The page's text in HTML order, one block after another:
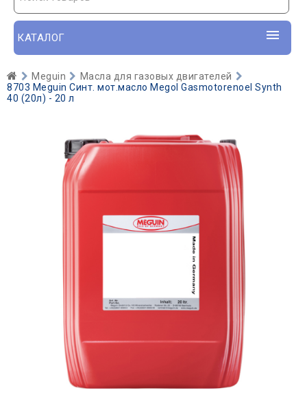
КАТАЛОГ
Meguin
Масла для газовых двигателей
8703 Meguin Синт. мот.масло Megol Gasmotorenoel Synth
40 (20л) - 20 л